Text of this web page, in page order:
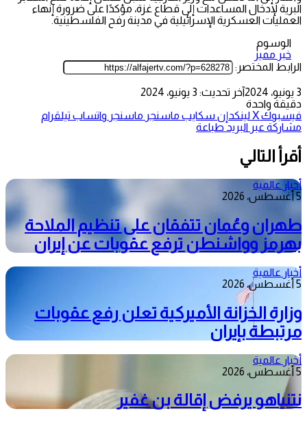
البرية لإدخال المساعدات إلى قطاع غزة، مؤكدًا على ضرورة إنهاء
العمليات العسكرية الإسرائيلية في مدينة رفح الفلسطينية.
الوسوم
خبر مميز
الرابط المختصر:
3 يونيو، 2024
آخر تحديث: 3 يونيو، 2024
دقيقة واحدة
فيسبوك‫Xلينكدإن سكايب ماسنجر ماسنجر واتساب تيلقرام
مشاركة عبر البريد طباعة
أقرأ التالي
أخبار عالمية
5 أغسطس، 2026
طهران وعُمان تتفقان على تنظيم الملاحة
بهرمز وواشنطن ترفع عقوبات عن إيران
أخبار عالمية
5 أغسطس، 2026
وزارة الخزانة الأميركية تعلن رفع عقوبات
مرتبطة بإيران
أخبار عالمية
5 أغسطس، 2026
نتنياهو يرفض إقالة بن غفير